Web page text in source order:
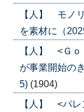
【人】 モノ
を素材に（
【人】 <Ｇ
が事業開始の
5) (1904)
【人】 <パ